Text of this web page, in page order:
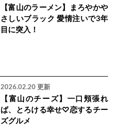
【富山のラーメン】まろやかや
さしいブラック 愛情注いで3年
目に突入！
2026.02.20 更新
【富山のチーズ】一口頬張れ
ば、とろける幸せ♡恋するチー
ズグルメ